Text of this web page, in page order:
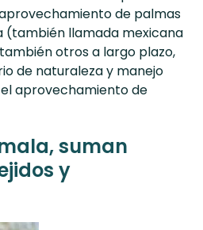
de palmas
(también llamada mexicana
otros a largo plazo,
de naturaleza y manejo
aprovechamiento de
suman
y